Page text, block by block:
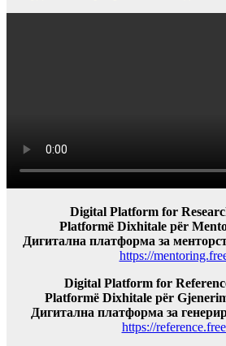
Digital Platform for
Platformë Dixhitale për
Дигитална платформа за
https://
Digital Platform for
Platformë Dixhitale për
Дигитална платформа за
https://